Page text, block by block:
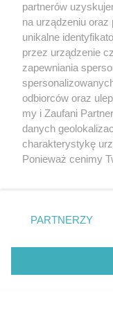
O FIRMIE
REKLAMA
Aktualności
Tcz24
Historia miasta
partnerów
na urządzeniu
unikalne
przez urządzenie
zapewniania
odbiorców oraz
my i Zaufani
danych
charakterystykę
Ponieważ cenimy
znajdujący się w
przetwarzaniu.
PARTNERZY